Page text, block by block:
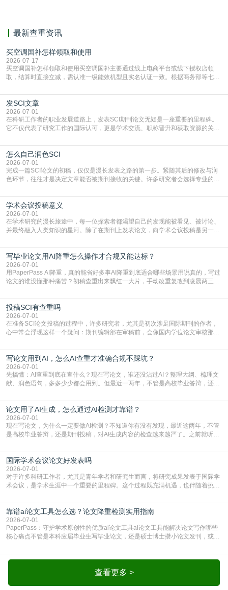
最新查重资讯
买空调国补怎样领取和使用
2026-07-17
买空调国补怎样领取和使用买空调国补主要通过线上电商平台或线下授权店领
取，结算时直接立减‌，需认准一级能效机型且实名认证一致。根据商务部等七部
能领到补贴首选‌京东APP‌搜索专属口令(如【家电补贴1637】、【国补立省
4949】等，口令会随活动更新，以页面显示为准)进入补贴专场。淘宝/天猫也可
复制粘贴【8$FKFGgJq
发SCI文章
2026-07-01
在科研工作者的职业发展道路上，发表SCI期刊论文无疑是一座重要的里程碑。
它不仅代表了研究工作的国际认可，更是学术交流、职称晋升和获取资源的关键
战与困惑。从选题立意到投稿回应，每一步都需要精心的策略与扎实的工作。本
篇AEIC学术交流中心小编就为大家介绍“发SCI文章”。一、精准定位是成功的第
一步发表SCI文章，首要解决的问题是“投
怎么自己润色SCI
2026-07-01
完成一篇SCI论文的初稿，仅仅是漫长发表之路的第一步。紧随其后的修改与润
色环节，往往才是决定文章能否被期刊接收的关键。许多研究者会选择专业的语
质量，更能在此过程中深化对学术写作的理解。如何系统、高效地打磨自己的论
文，使其在语言和学术表达上更符合国际期刊的要求，是每位研究者值得投入学
习的技能。本篇AEIC学术交流中心小编就为大家介
学术会议投稿意义
2026-07-01
在学术研究的漫长旅途中，每一位探索者都渴望自己的发现能被看见、被讨论、
并最终融入人类知识的星河。除了在期刊上发表论文，向学术会议投稿是另一个
广阔学术天地的大门，连接着个体研究与社会网络。本篇AEIC学术交流中心小编
就为大家介绍“学术会议投稿意义”。一、加速研究成果的传播与反馈学术会议通
常具有周期短、时效性强的特点。相比期刊漫长的
写毕业论文用AI降重怎么操作才合规又能达标？
2026-07-01
用PaperPass AI降重，真的能省好多事AI降重到底适合哪些场景用说真的，写过
论文的谁没懂那种痛苦？初稿查重出来飘红一大片，手动改重复改到凌晨两三
到秃头。这时候靠谱的AI降重真的就是救命稻草，选对工具，半天就能搞定你两
三天都做不完的事。不是所有人都需要用AI降重，但如果你符合下面这些场景，
真的可以试试：初稿写完重复率远超要
投稿SCI有查重吗
2026-07-01
在准备SCI论文投稿的过程中，许多研究者，尤其是初次涉足国际期刊的作者，
心中常会浮现这样一个疑问：期刊编辑部在审稿前，会像国内学位论文审核那
论文的初审通过率。实际上，SCI期刊对重复内容的审查是严谨投稿流程中不可
或缺的一环。本篇AEIC学术交流中心小编就为大家介绍“投稿SCI有查重吗”。
一、查重是标准流程答案是明确的：绝大多数S
写论文用到AI，怎么AI查重才准确合规不踩坑？
2026-07-01
先搞懂：AI查重到底在查什么？现在写论文，谁还没沾过AI？整理大纲、梳理文
献、润色语句，多多少少都会用到。但最近一两年，不管是高校毕业答辩，还是
须加做AI查重。很多人分不清，AI查重和普通查重到底有啥区别？这里说透：普
通查重查的是你的文字和已公开文献的重复比例，防的是抄袭；AI查重查的是你
的内容里，有多少是AI生成的，防的是过
论文用了AI生成，怎么通过AI检测才靠谱？
2026-07-01
现在写论文，为什么一定要做AI检测？不知道你有没有发现，最近这两年，不管
是高校毕业答辩，还是期刊投稿，对AI生成内容的检查越来越严了。之前就听身
要求修改，还差点被判定学术不规范，真的太冤了。现在国内多数高校和核心期
刊，都已经明确出台了相关规定：如果使用AI生成内容辅助写作，必须明确标
注，未标注的AI生成内容会被认定为不符合学
国际学术会议论文好发表吗
2026-07-01
对于许多科研工作者，尤其是青年学者和研究生而言，将研究成果发表于国际学
术会议，是学术生涯中一个重要的里程碑。这个过程既充满机遇，也伴随着挑
疑问：国际学术会议论文到底好不好发表？其价值和难度究竟如何衡量。本篇
AEIC学术交流中心小编就为大家介绍“国际学术会议论文好发表吗”。一、会议论
文发表的相对优势与期刊论文相比，国际会议论文的发
靠谱ai论文工具怎么选？论文降重检测实用指南
2026-07-01
PaperPass：守护学术原创性的优质ai论文工具ai论文工具能解决论文写作哪些
核心痛点不管是本科应届毕业生写毕业论文，还是硕士博士攒小论文发刊，或是
自己逐句读逐句改，熬好几个大夜不说，还经常改不到点上，交上去才发现重复
率超标，再返工太折腾。现在有了成熟的ai论文工具，这些痛点基本都能高效解
决。靠谱的ai论文工具，不止能帮你梳查看更多 >